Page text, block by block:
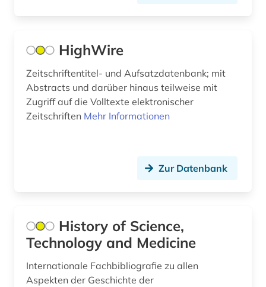
pathophysiologie (1)
patienteninformation (1)
pflege (7)
pharmazie (46)
philosophie (2)
physik (9)
HighWire
Zeitschriftentitel- und Aufsatzdatenbank; mit
Abstracts und darüber hinaus teilweise mit
Zugriff auf die Volltexte elektronischer
Zeitschriften Mehr Informationen
Zur Datenbank
History of Science,
Technology and Medicine
Internationale Fachbibliografie zu allen
Aspekten der Geschichte der